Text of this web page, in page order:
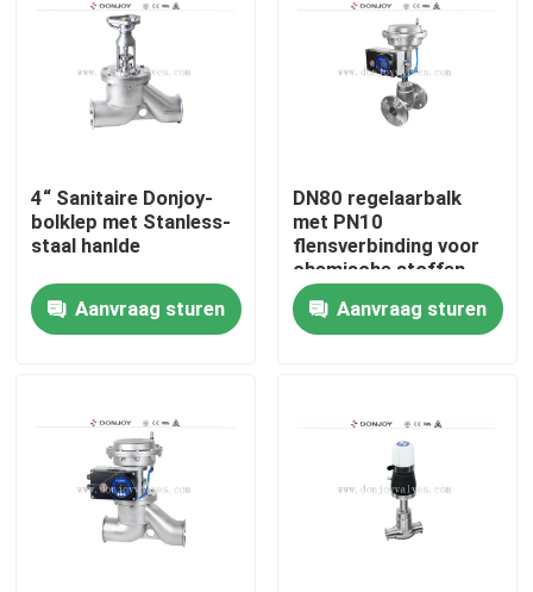
Producten
video's
4“ Sanitaire Donjoy-
bolklep met Stanless-
staal hanlde
Aanvraag sturen
DN80 regelaarbalk
met PN10
flensverbinding voor
chemische stoffen
Aanvraag sturen